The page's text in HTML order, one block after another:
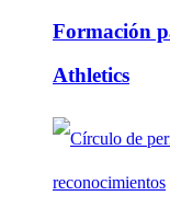
Formación
Athletics